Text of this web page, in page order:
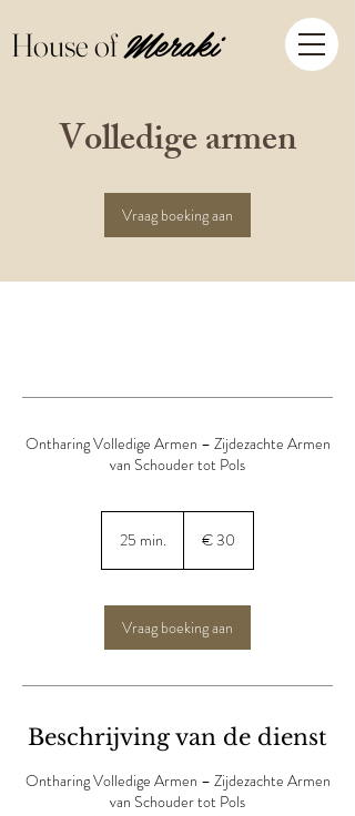
House ofMeraki
Volledige armen
Vraag boeking aan
Ontharing Volledige Armen – Zijdezachte Armen
van Schouder tot Pols
25 min.
i
n
.
€ 30
Vraag boeking aan
Beschrijving van de dienst
Ontharing Volledige Armen – Zijdezachte Armen
van Schouder tot Pols